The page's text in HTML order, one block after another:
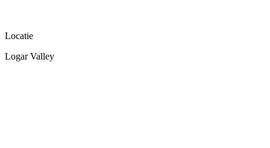
Locatie
Logar Valley